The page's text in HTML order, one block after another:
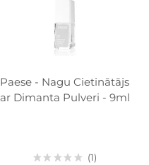
Paese - Nagu Cietinātājs
ar Dimanta Pulveri - 9ml
1